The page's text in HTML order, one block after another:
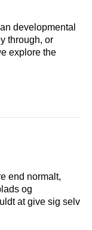
developmental
through, or
explore the
end normalt,
og
at give sig selv